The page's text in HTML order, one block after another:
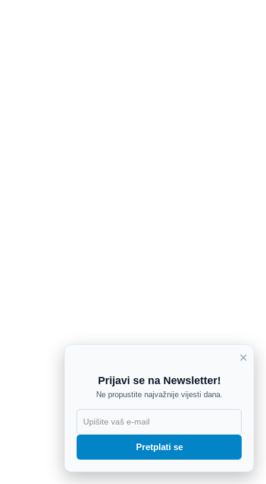
×
Prijavi se na Newsletter!
Ne propustite najvažnije vijesti dana.
Pretplati se